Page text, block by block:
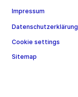
Impressum
Datenschutzerklärung
Cookie settings
Sitemap